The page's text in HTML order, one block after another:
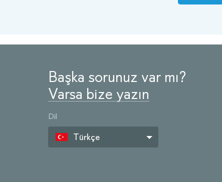
Başka sorunuz var mı?
Varsa bize yazın
Dil
Türkçe